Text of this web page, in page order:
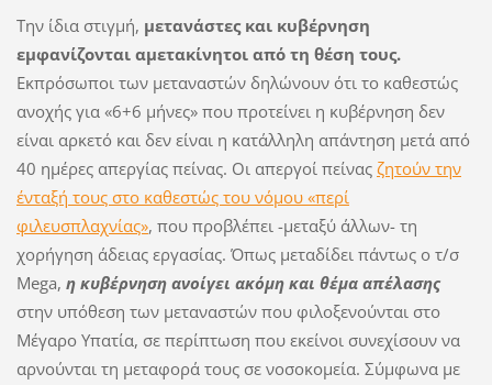
Την ίδια στιγμή, μετανάστες και κυβέρνηση
εμφανίζονται αμετακίνητοι από τη θέση τους.
Εκπρόσωποι των μεταναστών δηλώνουν ότι το καθεστώς
ανοχής για «6+6 μήνες» που προτείνει η κυβέρνηση δεν
είναι αρκετό και δεν είναι η κατάλληλη απάντηση μετά από
40 ημέρες απεργίας πείνας. Οι απεργοί πείνας ζητούν την
ένταξή τους στο καθεστώς του νόμου «περί
φιλευσπλαχνίας», που προβλέπει -μεταξύ άλλων- τη
χορήγηση άδειας εργασίας. Όπως μεταδίδει πάντως ο τ/σ
Mega, η κυβέρνηση ανοίγει ακόμη και θέμα απέλασης
στην υπόθεση των μεταναστών που φιλοξενούνται στο
Μέγαρο Υπατία, σε περίπτωση που εκείνοι συνεχίσουν να
αρνούνται τη μεταφορά τους σε νοσοκομεία. Σύμφωνα με